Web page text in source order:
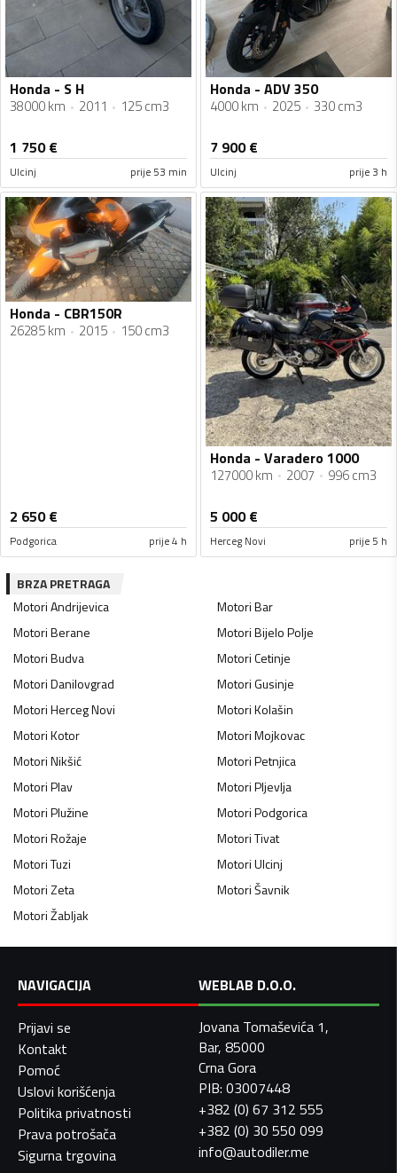
Honda - S H
38000 km 2011 125 cm3
1 750€
Ulcinj prije 53 min
Honda - ADV 350
4000 km 2025 330 cm3
7 900€
Ulcinj prije 3 h
Honda - CBR150R
26285 km 2015 150 cm3
2 650€
Podgorica prije 4 h
Honda - Varadero 1000
127000 km 2007 996 cm3
5 000€
Herceg Novi prije 5 h
BRZA PRETRAGA
MotoriAndrijevica MotoriBar
MotoriBerane MotoriBijelo Polje
MotoriBudva MotoriCetinje
MotoriDanilovgrad MotoriGusinje
MotoriHerceg Novi MotoriKolašin
MotoriKotor MotoriMojkovac
MotoriNikšić MotoriPetnjica
MotoriPlav MotoriPljevlja
MotoriPlužine MotoriPodgorica
MotoriRožaje MotoriTivat
MotoriTuzi MotoriUlcinj
MotoriZeta MotoriŠavnik
MotoriŽabljak
NAVIGACIJA
Prijavi se
Kontakt
Pomoć
Uslovi korišćenja
Politika privatnosti
Prava potrošača
Sigurna trgovina
WEBLAB D.O.O.
Jovana Tomaševića 1,
Bar, 85000
Crna Gora
PIB: 03007448
+382 (0) 67 312 555
+382 (0) 30 550 099
info@autodiler.me